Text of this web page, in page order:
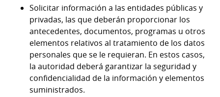
Solicitar información a las entidades públicas y
privadas, las que deberán proporcionar los
antecedentes, documentos, programas u otros
elementos relativos al tratamiento de los datos
personales que se le requieran. En estos casos,
la autoridad deberá garantizar la seguridad y
confidencialidad de la información y elementos
suministrados.